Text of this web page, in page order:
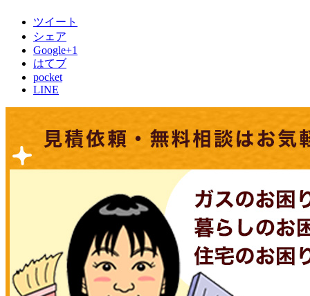
ツイート
シェア
Google+1
はてブ
pocket
LINE